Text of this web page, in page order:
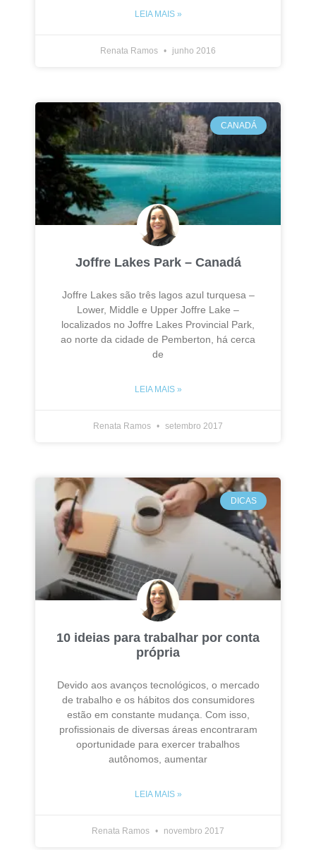
LEIA MAIS »
Renata Ramos junho 2016
CANADÁ
Joffre Lakes Park – Canadá
Joffre Lakes são três lagos azul turquesa –
Lower, Middle e Upper Joffre Lake –
localizados no Joffre Lakes Provincial Park,
ao norte da cidade de Pemberton, há cerca
de
LEIA MAIS »
Renata Ramos setembro 2017
DICAS
10 ideias para trabalhar por conta
própria
Devido aos avanços tecnológicos, o mercado
de trabalho e os hábitos dos consumidores
estão em constante mudança. Com isso,
profissionais de diversas áreas encontraram
oportunidade para exercer trabalhos
autônomos, aumentar
LEIA MAIS »
Renata Ramos novembro 2017